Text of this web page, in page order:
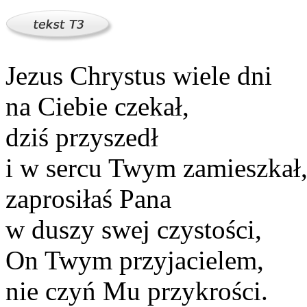
Jezus Chrystus wiele dni
na Ciebie czekał,
dziś przyszedł
i w sercu Twym zamieszkał,
zaprosiłaś Pana
w duszy swej czystości,
On Twym przyjacielem,
nie czyń Mu przykrości.